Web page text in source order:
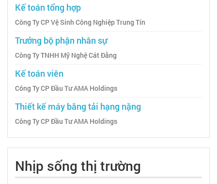
Kế toán tổng hợp
Công Ty CP Vệ Sinh Công Nghiệp Trung Tín
Trưởng bộ phận nhân sự
Công Ty TNHH Mỹ Nghệ Cát Đằng
Kế toán viên
Công Ty CP Đầu Tư AMA Holdings
Thiết kế máy băng tải hạng nặng
Công Ty CP Đầu Tư AMA Holdings
Nhịp sống thị trường